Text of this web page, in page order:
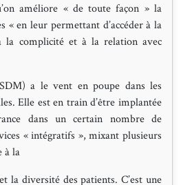
améliore « de toute façon » la
« en leur permettant d’accéder à la
la complicité et à la relation avec
a le vent en poupe dans les
Elle est en train d’être implantée
dans un certain nombre de
« intégratifs », mixant plusieurs
à la
la diversité des patients. C’est une